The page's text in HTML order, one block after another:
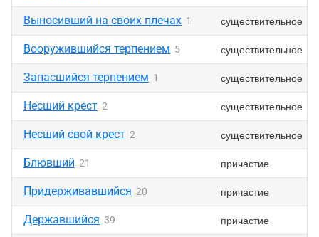
Выносивший на своих плечах 1 существительное
Вооружившийся терпением 5 существительное
Запасшийся терпением 1 существительное
Несший крест 2 существительное
Несший свой крест 2 существительное
Блювший 21 причастие
Придерживавшийся 20 причастие
Державшийся 39 причастие